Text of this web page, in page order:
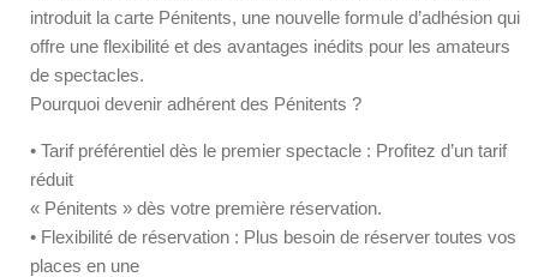
introduit la carte Pénitents, une nouvelle formule d’adhésion qui
offre une flexibilité et des avantages inédits pour les amateurs
de spectacles.
Pourquoi devenir adhérent des Pénitents ?
• Tarif préférentiel dès le premier spectacle : Profitez d’un tarif
réduit
« Pénitents » dès votre première réservation.
• Flexibilité de réservation : Plus besoin de réserver toutes vos
places en une